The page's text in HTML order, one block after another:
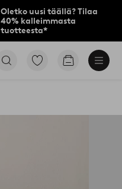
Oletko uusi täällä? Tilaa
40% kalleimmasta
tuotteesta*
Siirry
Siirry